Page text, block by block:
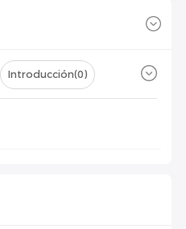
Introducción(0)